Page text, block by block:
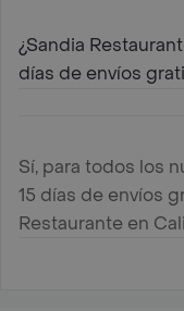
¿Sandia
días de envíos
Sí, para todos los
15 días de envíos
Restaurante en Cali